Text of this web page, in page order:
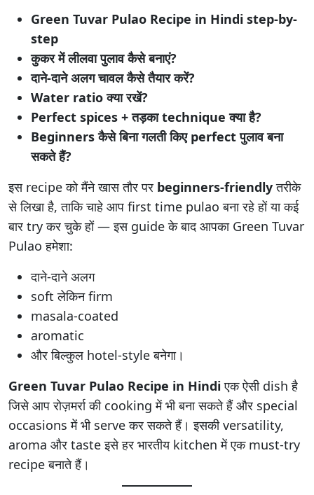
Green Tuvar Pulao Recipe in Hindi step-by-
step
कुकर में लीलवा पुलाव कैसे बनाएं?
दाने-दाने अलग चावल कैसे तैयार करें?
Water ratio क्या रखें?
Perfect spices + तड़का technique क्या है?
Beginners कैसे बिना गलती किए perfect पुलाव बना
सकते हैं?
इस recipe को मैंने खास तौर पर beginners-friendlyतरीके
से लिखा है, ताकि चाहे आप first time pulao बना रहे हों या कई
बार try कर चुके हों — इस guide के बाद आपका Green Tuvar
Pulao हमेशा:
दाने-दाने अलग
soft लेकिन firm
masala-coated
aromatic
और बिल्कुल hotel-style बनेगा।
Green Tuvar Pulao Recipe in Hindiएक ऐसी dish है
जिसे आप रोज़मर्रा की cooking में भी बना सकते हैं और special
occasions में भी serve कर सकते हैं। इसकी versatility,
aroma और taste इसे हर भारतीय kitchen में एक must-try
recipe बनाते हैं।